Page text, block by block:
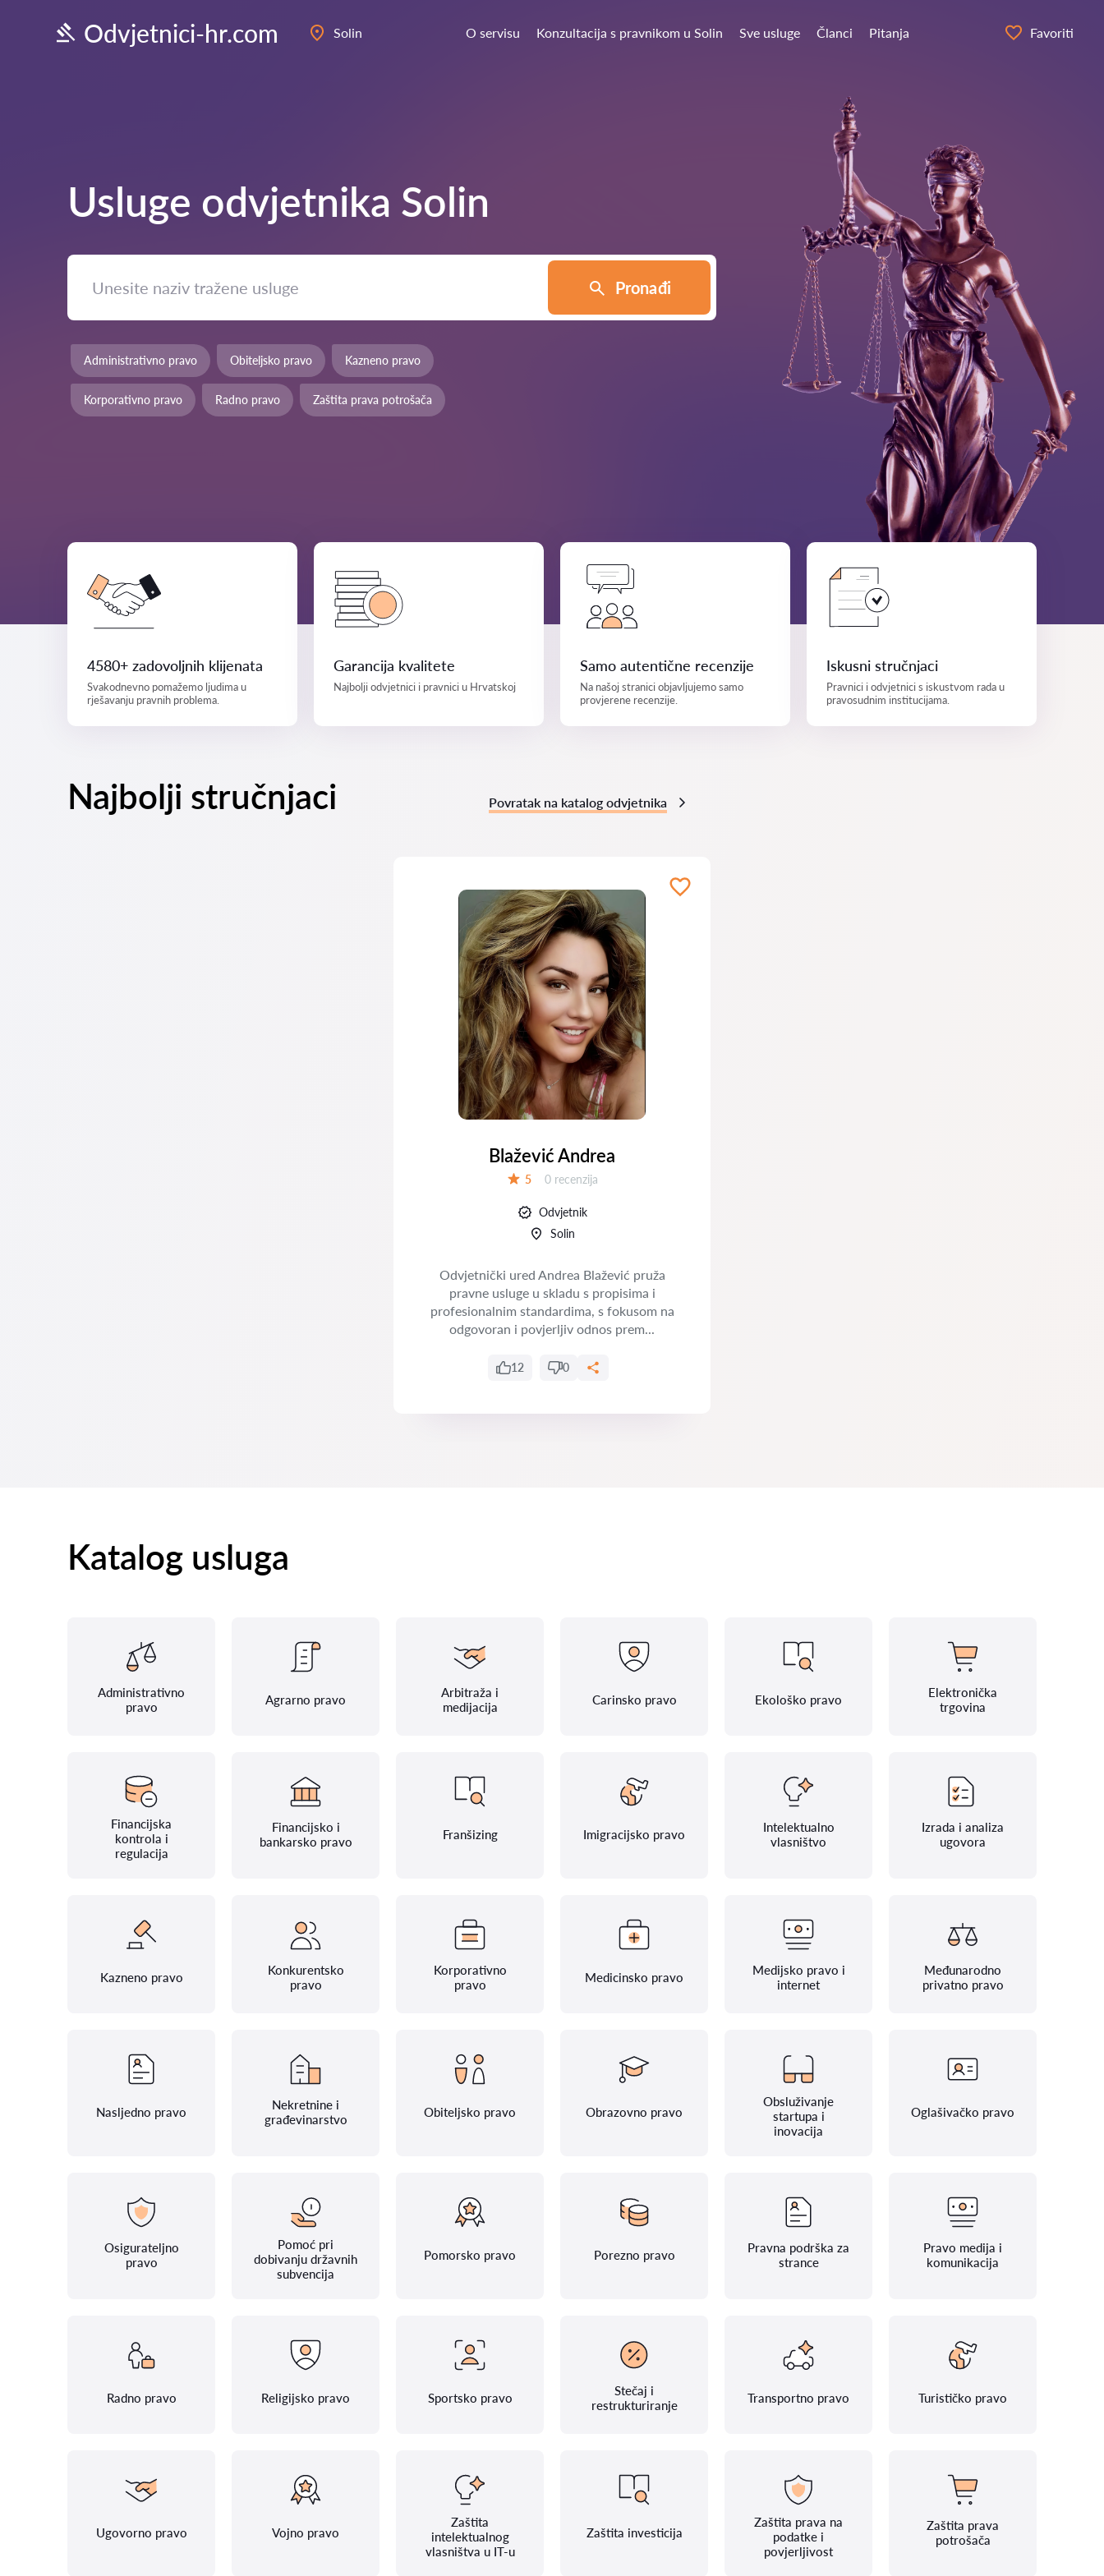
Odvjetnici-hr.com Solin O servisu Konzultacija s pravnikom u Solin Sve usluge Članci Pitanja Favoriti
Usluge odvjetnika Solin
Pronađi
Administrativno pravo Obiteljsko pravo Kazneno pravo
Korporativno pravo Radno pravo Zaštita prava potrošača
4580+ zadovoljnih klijenata
Svakodnevno pomažemo ljudima u
rješavanju pravnih problema.
Garancija kvalitete
Najbolji odvjetnici i pravnici u Hrvatskoj
Samo autentične recenzije
Na našoj stranici objavljujemo samo
provjerene recenzije.
Iskusni stručnjaci
Pravnici i odvjetnici s iskustvom rada u
pravosudnim institucijama.
Najbolji stručnjaci Povratak na katalog odvjetnika
Blažević Andrea
5 Recenzija:
0 recenzija
Odvjetnik
Solin
Odvjetnički ured Andrea Blažević pruža
pravne usluge u skladu s propisima i
profesionalnim standardima, s fokusom na
odgovoran i povjerljiv odnos prem...
12 0
Katalog usluga
Administrativno
pravo
Agrarno pravo
Arbitraža i
medijacija
Carinsko pravo Ekološko pravo
Elektronička
trgovina
Financijska
kontrola i
regulacija
Financijsko i
bankarsko pravo
Franšizing Imigracijsko pravo
Intelektualno
vlasništvo
Izrada i analiza
ugovora
Kazneno pravo
Konkurentsko
pravo
Korporativno
pravo
Medicinsko pravo
Medijsko pravo i
internet
Međunarodno
privatno pravo
Nasljedno pravo
Nekretnine i
građevinarstvo
Obiteljsko pravo Obrazovno pravo
Obsluživanje
startupa i
inovacija
Oglašivačko pravo
Osigurateljno
pravo
Pomoć pri
dobivanju državnih
subvencija
Pomorsko pravo Porezno pravo
Pravna podrška za
strance
Pravo medija i
komunikacija
Radno pravo Religijsko pravo Sportsko pravo
Stečaj i
restrukturiranje
Transportno pravo Turističko pravo
Ugovorno pravo Vojno pravo
Zaštita
intelektualnog
vlasništva u IT-u
Zaštita investicija
Zaštita prava na
podatke i
povjerljivost
Zaštita prava
potrošača